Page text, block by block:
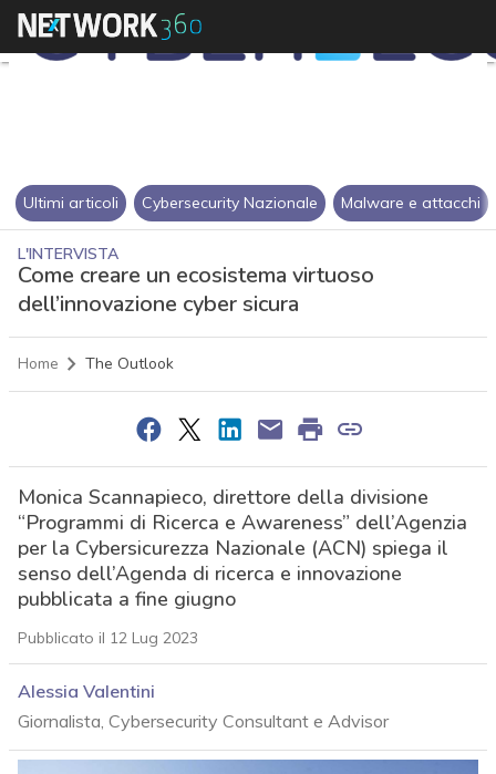
Ultimi articoli Cybersecurity Nazionale Malware e attacchi
L'INTERVISTA
Come creare un ecosistema virtuoso
dell’innovazione cyber sicura
Home The Outlook
Monica Scannapieco, direttore della divisione
“Programmi di Ricerca e Awareness” dell’Agenzia
per la Cybersicurezza Nazionale (ACN) spiega il
senso dell’Agenda di ricerca e innovazione
pubblicata a fine giugno
Pubblicato il 12 Lug 2023
Alessia Valentini
Giornalista, Cybersecurity Consultant e Advisor